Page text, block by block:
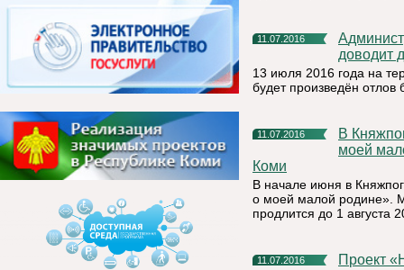
11.07.2016
Администрация муниципального района «Княжпогостский»
доводит
13 июля 2016 года на
будет произведён отлов
11.07.2016
В Княжпогостском районе объявлен конкурс «95 страниц о
моей
Коми
В начале июня в
о моей малой родине».
продлится до 1 августа
11.07.2016 Проект